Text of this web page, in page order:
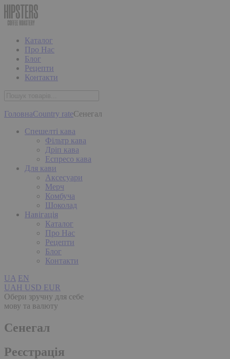
Каталог
Про Нас
Блог
Рецепти
Контакти
ГоловнаCountry rateСенегал
Спешелті кава
Фільтр кава
Дріп кава
Еспресо кава
Для кави
Аксесуари
Мерч
Комбуча
Шоколад
Навігація
Каталог
Про Нас
Рецепти
Блог
Контакти
UA EN
UAH USD EUR
Обери зручну для себе
мову та валюту
Сенегал
Реєстрація